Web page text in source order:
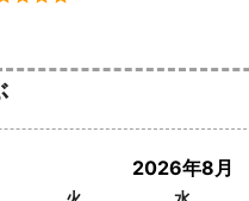
2026年8月